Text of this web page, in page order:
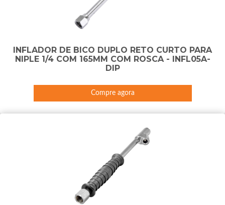
INFLADOR DE BICO DUPLO RETO CURTO PARA
NIPLE 1/4 COM 165MM COM ROSCA - INFL05A-
DIP
Compre agora